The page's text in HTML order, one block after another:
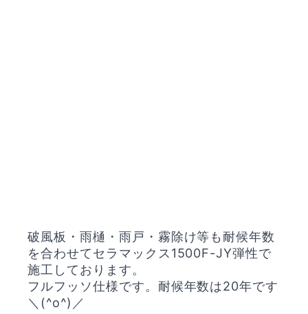
破風板・雨樋・雨戸・霧除け等も耐候年数
を合わせてセラマックス1500F-JY弾性で
施工しております。
フルフッソ仕様です。耐候年数は20年です
＼(^o^)／